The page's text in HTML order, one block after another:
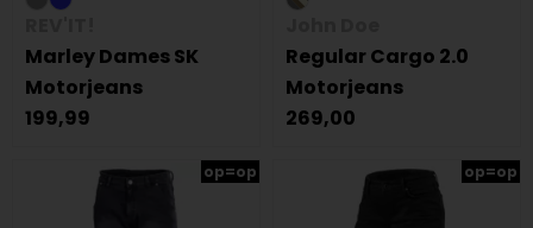
Marley Dames SK
Motorjeans
199,99
Regular Cargo 2.0
Motorjeans
269,00
op=op op=op